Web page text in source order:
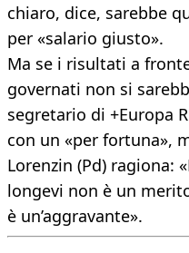
chiaro, dice, sarebbe
per «salario giusto».
Ma se i risultati a
governati non si
segretario di +Europa
con un «per fortuna»,
Lorenzin (Pd) ragiona:
longevi non è un
è un’aggravante».